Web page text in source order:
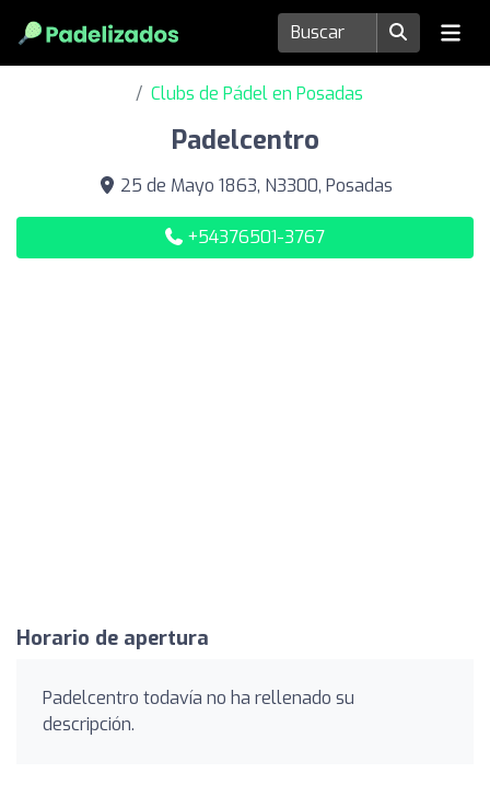
Clubs de Pádel en Posadas
Padelcentro
25 de Mayo 1863, N3300, Posadas
+54376501-3767
Horario de apertura
Padelcentro todavía no ha rellenado su
descripción.